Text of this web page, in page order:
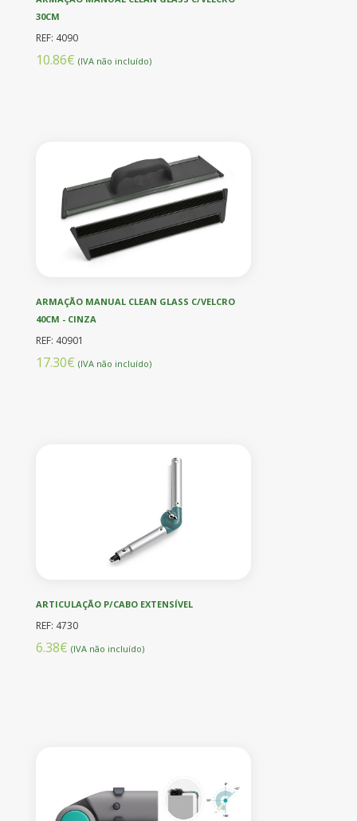
30CM
REF: 4090
10.86€ (IVA não incluído)
ARMAÇÃO MANUAL CLEAN GLASS C/VELCRO
40CM - CINZA
REF: 40901
17.30€ (IVA não incluído)
ARTICULAÇÃO P/CABO EXTENSÍVEL
REF: 4730
6.38€ (IVA não incluído)